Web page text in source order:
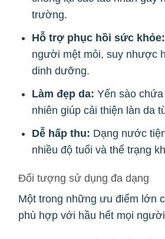
trường.
Hỗ trợ phục hồi sức khỏe:
người mệt mỏi, suy nhược
dinh dưỡng.
Làm đẹp da: Yến sào
nhiên giúp cải thiện làn da
Dễ hấp thu: Dạng nước
nhiều độ tuổi và thể trạng
Đối tượng sử dụng đa dạng
Một trong những ưu điểm lớn
phù hợp với hầu hết mọi